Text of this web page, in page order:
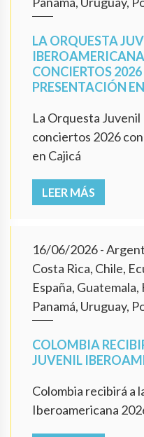
LA ORQUESTA
CONCIERTOS
PRESENTACIÓN
La Orquesta
conciertos 2026
en Cajicá
LEER MÁS
16/06/2026-
Costa Rica, Chile,
España,
Panamá, Uruguay,
COLOMBIA
JUVENIL
Colombia recibirá a
Iberoamericana